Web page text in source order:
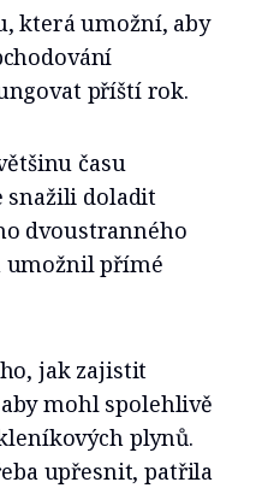
která umožní, aby
příští rok.
času
snažili doladit
dvoustranného
umožnil přímé
jak zajistit
mohl spolehlivě
plynů.
upřesnit, patřila